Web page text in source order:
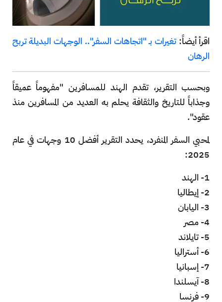
اقرأ أيضاً:تغيرات بـ "اتجاهات السفر".. الوجهات البديلة تربح
الرهان
وبحسب التقرير، تقدم الهند للمسافرين "مفهوماً عميقاً
وجذاباً للتاريخ والثقافة يحلم به العديد من المسافرين منذ
عقود".
لمحبي السفر المنفرد، يحدد التقرير أفضل 10 وجهات في عام
2025:
1- الهند
2- إيطاليا
3- اليابان
4- مصر
5- تايلاند
6- أستراليا
7- إسبانيا
8- آيسلندا
9- فرنسا